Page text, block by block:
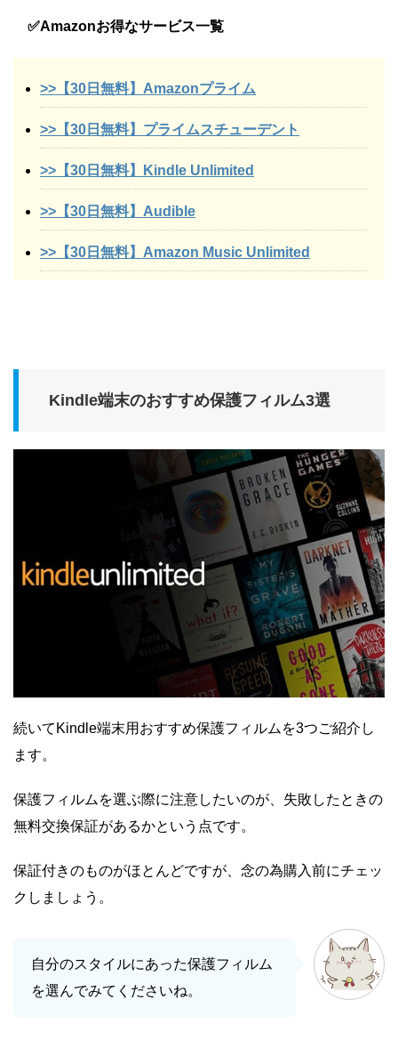
✅Amazonお得なサービス一覧
>>【30日無料】Amazonプライム
>>【30日無料】プライムスチューデント
>>【30日無料】Kindle Unlimited
>>【30日無料】Audible
>>【30日無料】Amazon Music Unlimited
Kindle端末のおすすめ保護フィルム3選
続いてKindle端末用おすすめ保護フィルムを3つご紹介し
ます。
保護フィルムを選ぶ際に注意したいのが、失敗したときの
無料交換保証があるかという点です。
保証付きのものがほとんどですが、念の為購入前にチェッ
クしましょう。
自分のスタイルにあった保護フィルム
を選んでみてくださいね。